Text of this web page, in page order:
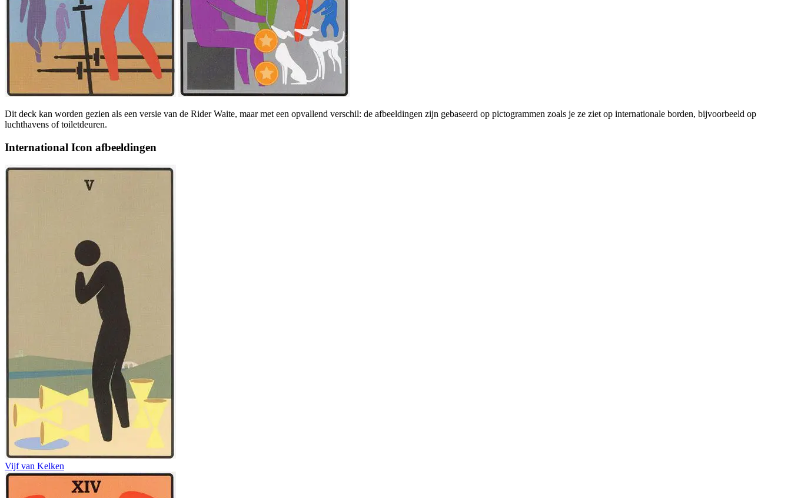
Dit deck kan worden gezien als een versie van de Rider Waite, maar met een opvallend verschil: de afbeeldingen zijn gebaseerd op pictogrammen zoals je ze ziet op internationale borden, bijvoorbeeld op
luchthavens of toiletdeuren.
International Icon afbeeldingen
Vijf van Kelken